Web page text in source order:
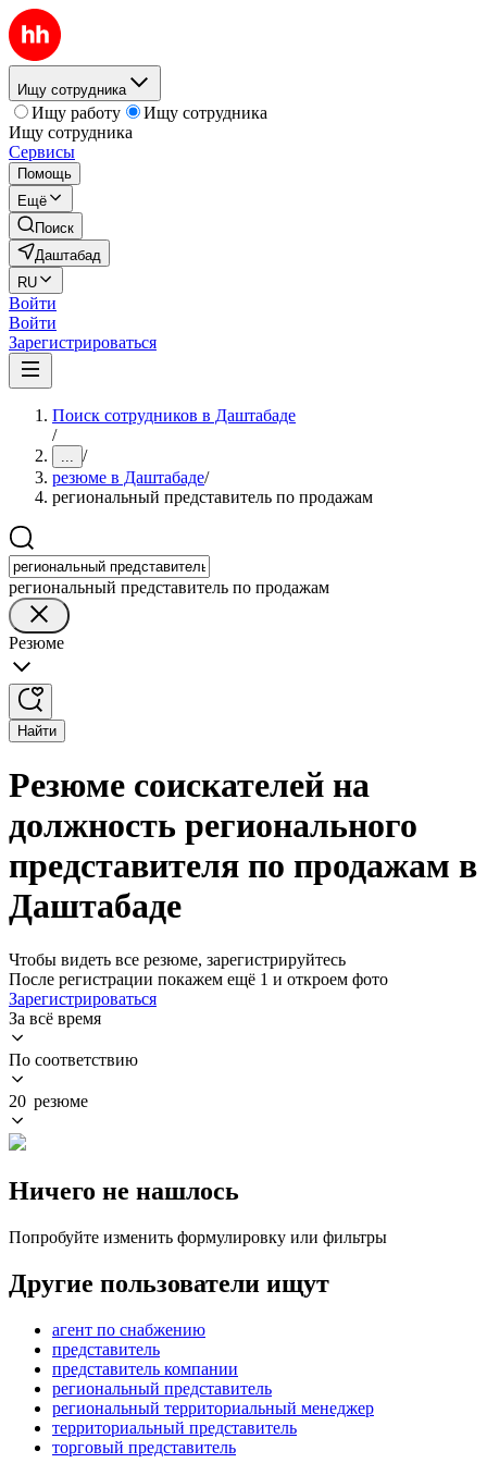
Ищу сотрудника
Ищу работу
Ищу сотрудника
Ищу сотрудника
Сервисы
Помощь
Ещё
Поиск
Даштабад
RU
Войти
Войти
Зарегистрироваться
Поиск сотрудников в Даштабаде
/
... /
резюме в Даштабаде/
региональный представитель по продажам
региональный представитель по продажам
Резюме
Найти
Резюме соискателей на
должность регионального
представителя по продажам в
Даштабаде
Чтобы видеть все резюме, зарегистрируйтесь
После регистрации покажем ещё 1 и откроем фото
Зарегистрироваться
За всё время
По соответствию
20 резюме
Ничего не нашлось
Попробуйте изменить формулировку или фильтры
Другие пользователи ищут
агент по снабжению
представитель
представитель компании
региональный представитель
региональный территориальный менеджер
территориальный представитель
торговый представитель